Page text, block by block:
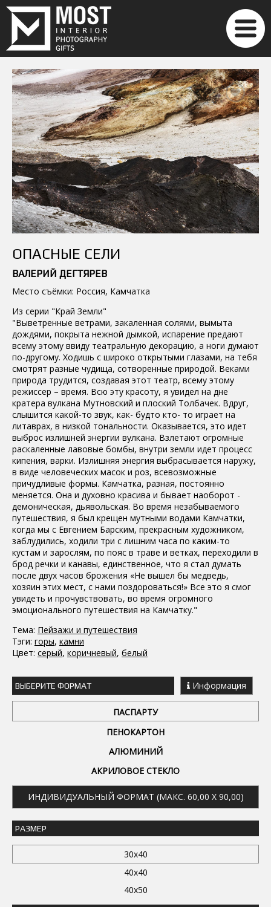
ОПАСНЫЕ СЕЛИ
ВАЛЕРИЙ ДЕГТЯРЕВ
Место съёмки: Россия, Камчатка
Из серии "Край Земли"
"Выветренные ветрами, закаленная солями, вымыта
дождями, покрыта нежной дымкой, испарение предают
всему этому ввиду театральную декорацию, а ноги думают
по-другому. Ходишь с широко открытыми глазами, на тебя
смотрят разные чудища, сотворенные природой. Веками
природа трудится, создавая этот театр, всему этому
режиссер – время. Всю эту красоту, я увидел на дне
кратера вулкана Мутновский и плоский Толбачек. Вдруг,
слышится какой-то звук, как- будто кто- то играет на
литаврах, в низкой тональности. Оказывается, это идет
выброс излишней энергии вулкана. Взлетают огромные
раскаленные лавовые бомбы, внутри земли идет процесс
кипения, варки. Излишняя энергия выбрасывается наружу,
в виде человеческих масок и роз, всевозможные
причудливые формы. Камчатка, разная, постоянно
меняется. Она и духовно красива и бывает наоборот -
демоническая, дьявольская. Во время незабываемого
путешествия, я был крещен мутными водами Камчатки,
когда мы с Евгением Барским, прекрасным художником,
заблудились, ходили три с лишним часа по каким-то
кустам и зарослям, по пояс в траве и ветках, переходили в
брод речки и канавы, единственное, что я стал думать
после двух часов брожения «Не вышел бы медведь,
хозяин этих мест, с нами поздороваться!» Все это я смог
увидеть и прочувствовать, во время огромного
эмоционального путешествия на Камчатку."
Тема: Пейзажи и путешествия
Тэги: горы, камни
Цвет: серый, коричневый, белый
ВЫБЕРИТЕ ФОРМАТ Информация
ПАСПАРТУ
ПЕНОКАРТОН
АЛЮМИНИЙ
АКРИЛОВОЕ СТЕКЛО
ИНДИВИДУАЛЬНЫЙ ФОРМАТ (МАКС. 60,00 X 90,00)
РАЗМЕР
30x40
40x40
40x50